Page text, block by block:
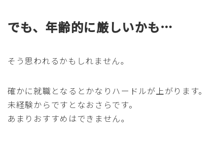
でも、年齢的に厳しいかも…
そう思われるかもしれません。
確かに就職となるとかなりハードルが上がります。
未経験からですとなおさらです。
あまりおすすめはできません。